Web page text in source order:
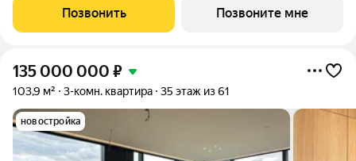
этажного дома, в новом элитном жилом комплексе «Начало»
от девелопера «Донстрой».
Позвонить Позвоните мне
135 000 000 ₽
103,9 м² 3-комн. квартира 35 этаж из 61
новостройка